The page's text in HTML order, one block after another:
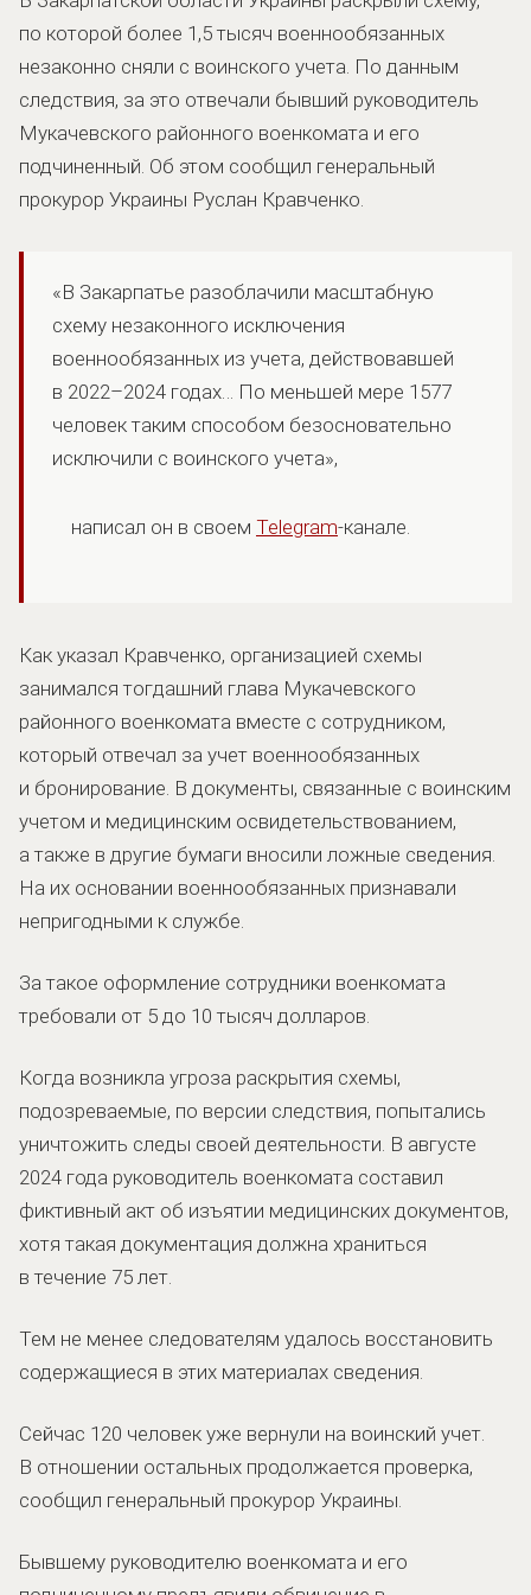
по которой более 1,5 тысяч военнообязанных
незаконно сняли с воинского учета. По данным
следствия, за это отвечали бывший руководитель
Мукачевского районного военкомата и его
подчиненный. Об этом сообщил генеральный
прокурор Украины Руслан Кравченко.
«В Закарпатье разоблачили масштабную
схему незаконного исключения
военнообязанных из учета, действовавшей
в 2022–2024 годах… По меньшей мере 1577
человек таким способом безосновательно
исключили с воинского учета»,
написал он в своем Telegram-канале.
Как указал Кравченко, организацией схемы
занимался тогдашний глава Мукачевского
районного военкомата вместе с сотрудником,
который отвечал за учет военнообязанных
и бронирование. В документы, связанные с воинским
учетом и медицинским освидетельствованием,
а также в другие бумаги вносили ложные сведения.
На их основании военнообязанных признавали
непригодными к службе.
За такое оформление сотрудники военкомата
требовали от 5 до 10 тысяч долларов.
Когда возникла угроза раскрытия схемы,
подозреваемые, по версии следствия, попытались
уничтожить следы своей деятельности. В августе
2024 года руководитель военкомата составил
фиктивный акт об изъятии медицинских документов,
хотя такая документация должна храниться
в течение 75 лет.
Тем не менее следователям удалось восстановить
содержащиеся в этих материалах сведения.
Сейчас 120 человек уже вернули на воинский учет.
В отношении остальных продолжается проверка,
сообщил генеральный прокурор Украины.
Бывшему руководителю военкомата и его